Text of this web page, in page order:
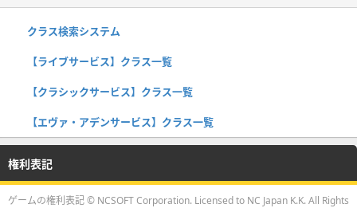
クラス検索システム
【ライブサービス】クラス一覧
【クラシックサービス】クラス一覧
【エヴァ・アデンサービス】クラス一覧
権利表記
ゲームの権利表記 © NCSOFT Corporation. Licensed to NC Japan K.K. All Rights